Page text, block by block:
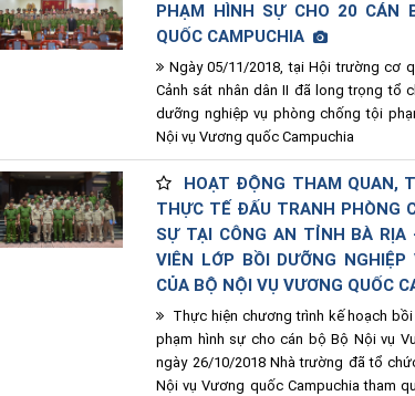
PHẠM HÌNH SỰ CHO 20 CÁN
QUỐC CAMPUCHIA
Ngày 05/11/2018, tại Hội trường cơ
Cảnh sát nhân dân II đã long trọng tổ
dưỡng nghiệp vụ phòng chống tội
Nội vụ Vương quốc Campuchia
HOẠT ĐỘNG THAM QUAN,
THỰC TẾ ĐẤU TRANH PHÒNG
SỰ TẠI CÔNG AN TỈNH BÀ RỊA
VIÊN LỚP BỒI DƯỠNG
CỦA BỘ NỘI VỤ VƯƠNG QUỐC
Thực hiện chương trình kế hoạch
phạm hình sự cho cán bộ Bộ Nội vụ
ngày 26/10/2018 Nhà trường đã tổ
Nội vụ Vương quốc Campuchia tham